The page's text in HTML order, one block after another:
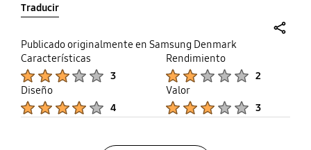
between response and image quality, you cant
have both at same time . In gaming mode image
becomes a bit dull, less contrast and brightness.
Fortunately there are 3 buttons so you can easely
switch between modes.
Traducir
Publicado originalmente en Samsung Denmark
Características
3
Rendimiento
2
Diseño
4
Valor
3